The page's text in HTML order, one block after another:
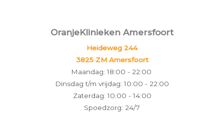
OranjeKlinieken Amersfoort
Heideweg 244
3825 ZM Amersfoort
Maandag: 18:00 - 22:00
Dinsdag t/m vrijdag: 10:00 - 22:00
Zaterdag: 10:00 - 14:00
Spoedzorg: 24/7